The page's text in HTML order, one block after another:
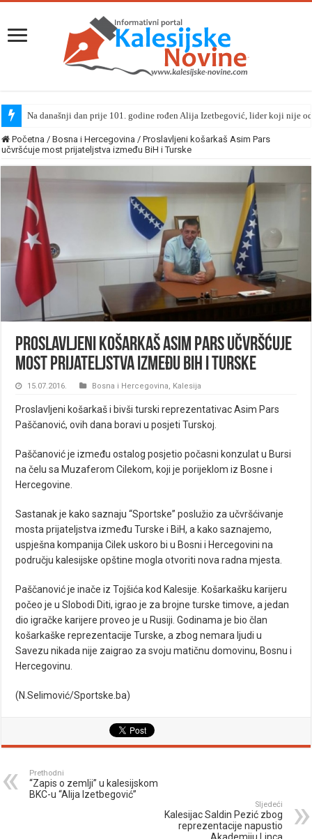
Na današnji dan prije 101. godine rođen Alija Izetbegović, lider koji nije
Početna / Bosna i Hercegovina / Proslavljeni košarkaš Asim Pars
učvršćuje most prijateljstva između BiH i Turske
Proslavljeni košarkaš Asim Pars učvršćuje
most prijateljstva između BiH i Turske
15.07.2016. Bosna i Hercegovina, Kalesija
Proslavljeni košarkaš i bivši turski reprezentativac Asim Pars
Paščanović, ovih dana boravi u posjeti Turskoj.
Paščanović je između ostalog posjetio počasni konzulat u Bursi
na čelu sa Muzaferom Cilekom, koji je porijeklom iz Bosne i
Hercegovine.
Sastanak je kako saznaju “Sportske” poslužio za učvršćivanje
mosta prijateljstva između Turske i BiH, a kako saznajemo,
uspješna kompanija Cilek uskoro bi u Bosni i Hercegovini na
području kalesijske opštine mogla otvoriti nova radna mjesta.
Paščanović je inače iz Tojšića kod Kalesije. Košarkašku karijeru
počeo je u Slobodi Diti, igrao je za brojne turske timove, a jedan
dio igračke karijere proveo je u Rusiji. Godinama je bio član
košarkaške reprezentacije Turske, a zbog nemara ljudi u
Savezu nikada nije zaigrao za svoju matičnu domovinu, Bosnu i
Hercegovinu.
(N.Selimović/Sportske.ba)
Prethodni
“Zapis o zemlji” u kalesijskom
BKC-u “Alija Izetbegović”
Sljedeći
Kalesijac Saldin Pezić zbog
reprezentacije napustio
Akademiju Linca